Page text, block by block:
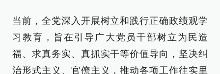
当前，全党深入开展树立和践行正确政绩观学
习教育，旨在引导广大党员干部树立为民造
福、求真务实、真抓实干等价值导向，坚决纠
治形式主义、官僚主义，推动各项工作往实里